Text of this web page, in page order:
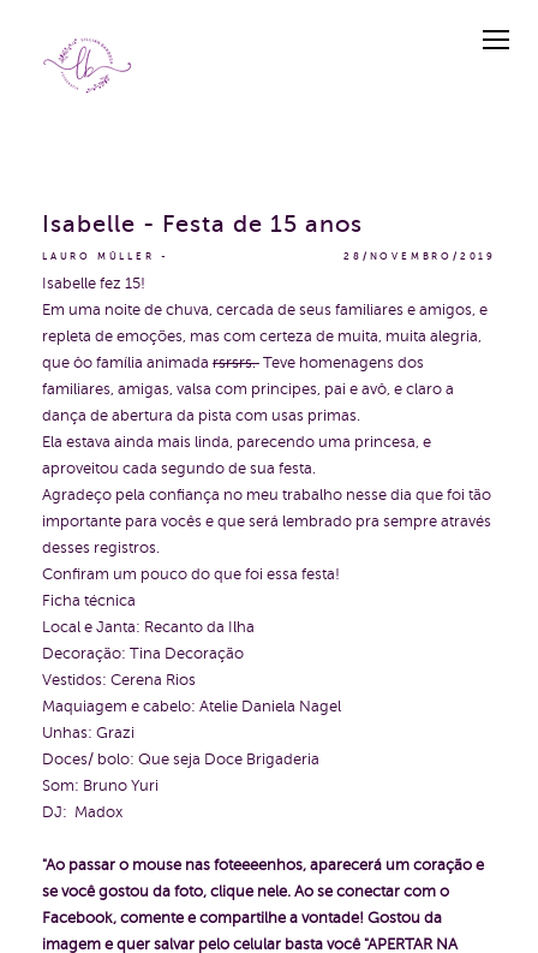
LAURO MÜLLER 28/NOVEMBRO/2019
Isabelle - Festa de 15 anos
Isabelle fez 15!
Em uma noite de chuva, cercada de seus familiares e amigos, e
repleta de emoções, mas com certeza de muita, muita alegria,
que ôo família animada rsrsrs. Teve homenagens dos
familiares, amigas, valsa com principes, pai e avô, e claro a
dança de abertura da pista com usas primas.
Ela estava ainda mais linda, parecendo uma princesa, e
aproveitou cada segundo de sua festa.
Agradeço pela confiança no meu trabalho nesse dia que foi tão
importante para vocês e que será lembrado pra sempre através
desses registros.
Confiram um pouco do que foi essa festa!
Ficha técnica
Local e Janta: Recanto da Ilha
Decoração: Tina Decoração
Vestidos: Cerena Rios
Maquiagem e cabelo: Atelie Daniela Nagel
Unhas: Grazi
Doces/ bolo: Que seja Doce Brigaderia
Som: Bruno Yuri
DJ: Madox
"Ao passar o mouse nas foteeeenhos, aparecerá um coração e
se você gostou da foto, clique nele. Ao se conectar com o
Facebook, comente e compartilhe a vontade! Gostou da
imagem e quer salvar pelo celular basta você "APERTAR NA